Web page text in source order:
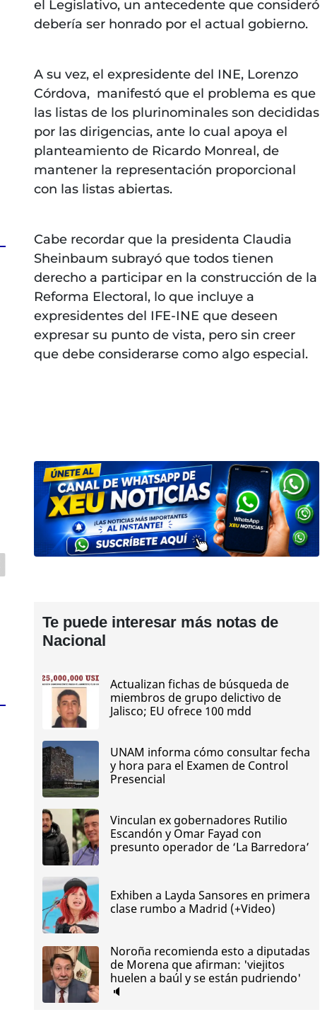
el Legislativo, un antecedente que consideró
debería ser honrado por el actual gobierno.
A su vez, el expresidente del INE, Lorenzo
Córdova, manifestó que el problema es que
las listas de los plurinominales son decididas
por las dirigencias, ante lo cual apoya el
planteamiento de Ricardo Monreal, de
mantener la representación proporcional
con las listas abiertas.
Cabe recordar que la presidenta Claudia
Sheinbaum subrayó que todos tienen
derecho a participar en la construcción de la
Reforma Electoral, lo que incluye a
expresidentes del IFE-INE que deseen
expresar su punto de vista, pero sin creer
que debe considerarse como algo especial.
Te puede interesar más notas de
Nacional
Actualizan fichas de búsqueda de
miembros de grupo delictivo de
Jalisco; EU ofrece 100 mdd
UNAM informa cómo consultar fecha
y hora para el Examen de Control
Presencial
Vinculan ex gobernadores Rutilio
Escandón y Omar Fayad con
presunto operador de ‘La Barredora’
Exhiben a Layda Sansores en primera
clase rumbo a Madrid (+Video)
Noroña recomienda esto a diputadas
de Morena que afirman: 'viejitos
huelen a baúl y se están pudriendo'
🔈